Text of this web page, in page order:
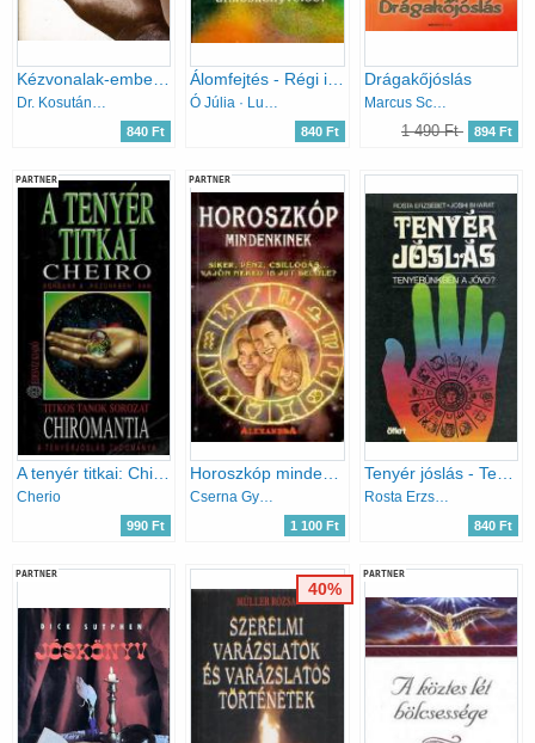
Kézvonalak-embersorsok
Dr. Kosutány István
840 Ft
Álomfejtés - Régi idők álmoskönyveiből - (népi gyűjtés)
Ó Júlia · Lux Alfréd
840 Ft
Drágakőjóslás
Marcus Schmieke
1 490 Ft 894 Ft
PARTNER
Cherio
990 Ft
PARTNER
Cserna György (szerk.)
1 100 Ft
Tenyér jóslás - Tenyerünkben a jövő?
Rosta Erzsébet; Joshi Bharat
840 Ft
PARTNER
40%
PARTNER